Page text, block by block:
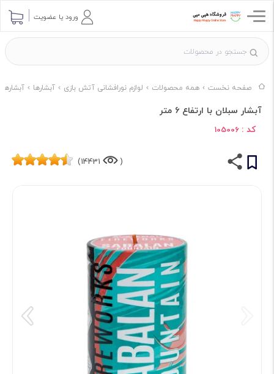
ورود یا عضویت
صفحه نخست همه محصولات لوازم نورافشانی آتش بازی آبشارها آبشارها
آبشار سبلان با ارتفاع 6 متر
کد : 105006
(
14431)